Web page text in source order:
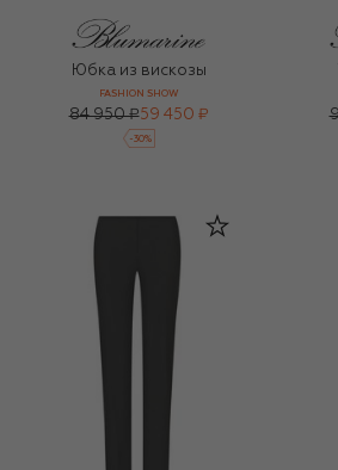
Юбка из вискозы
FASHION SHOW
84 950 ₽59 450 ₽
-30%